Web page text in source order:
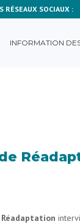
RÉSEAUX SOCIAUX :
INFORMATION